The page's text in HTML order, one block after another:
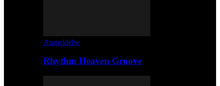
Anmeldelse
Rhythm Heaven Groove